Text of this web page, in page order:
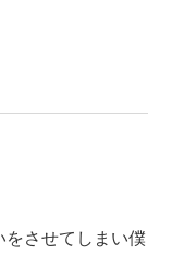
をさせてしまい僕